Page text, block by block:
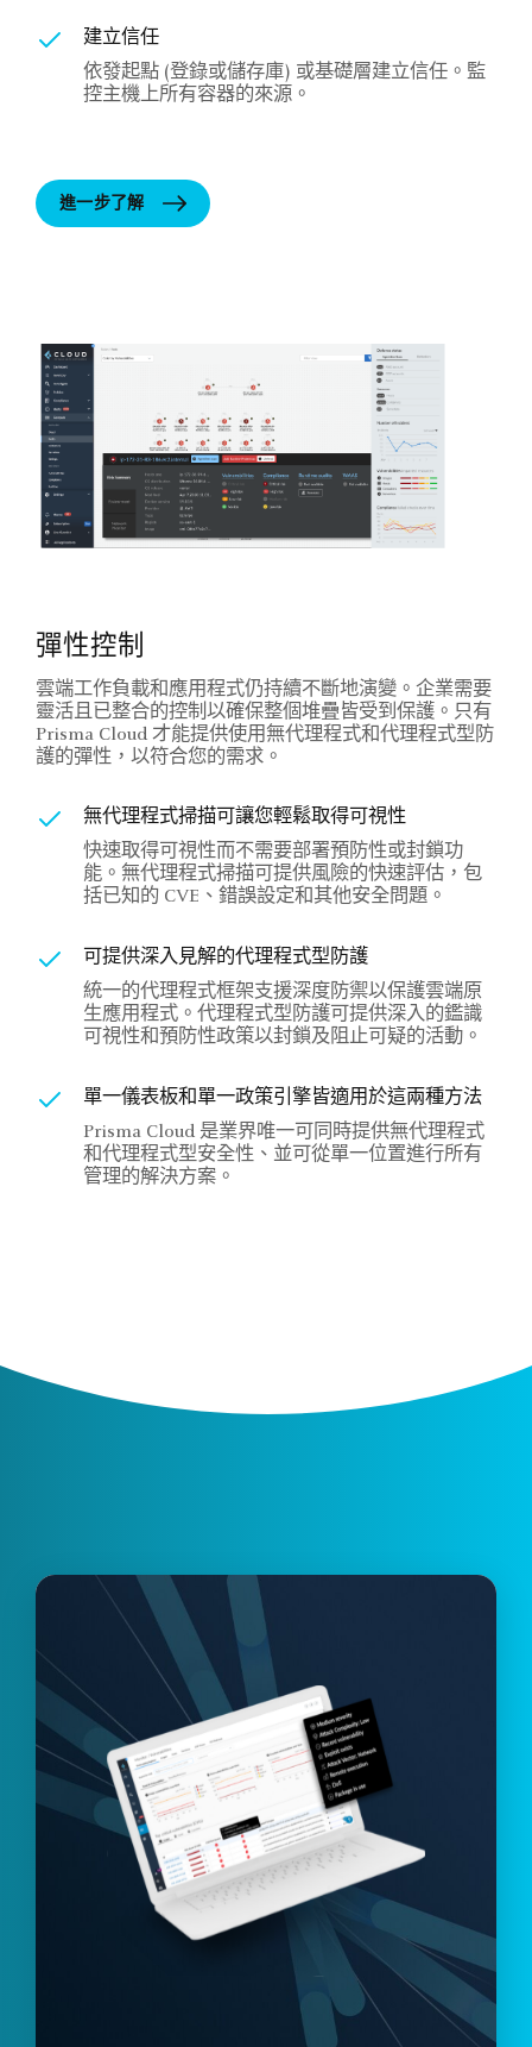
建立信任
依發起點 (登錄或儲存庫) 或基礎層建立信任。監
控主機上所有容器的來源。
進一步了解
彈性控制
雲端工作負載和應用程式仍持續不斷地演變。企業需要
靈活且已整合的控制以確保整個堆疊皆受到保護。只有
Prisma Cloud 才能提供使用無代理程式和代理程式型防
護的彈性，以符合您的需求。
無代理程式掃描可讓您輕鬆取得可視性
快速取得可視性而不需要部署預防性或封鎖功
能。無代理程式掃描可提供風險的快速評估，包
括已知的 CVE、錯誤設定和其他安全問題。
可提供深入見解的代理程式型防護
統一的代理程式框架支援深度防禦以保護雲端原
生應用程式。代理程式型防護可提供深入的鑑識
可視性和預防性政策以封鎖及阻止可疑的活動。
單一儀表板和單一政策引擎皆適用於這兩種方法
Prisma Cloud 是業界唯一可同時提供無代理程式
和代理程式型安全性、並可從單一位置進行所有
管理的解決方案。